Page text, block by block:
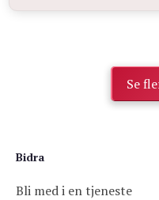
Se
Bidra
Bli med i en tjeneste